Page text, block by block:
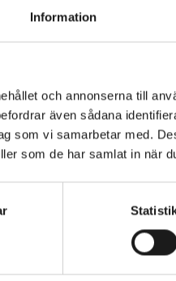
Information
och annonserna till
även sådana
som vi samarbetar med.
som de har samlat in när
för äventyr.
Fit System och två
för bekväm
gummi och
PEDAL - TYP